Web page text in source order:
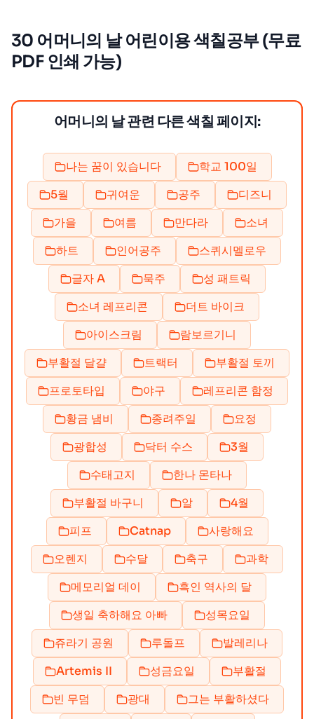
30 어머니의 날 어린이용 색칠공부 (무료
PDF 인쇄 가능)
어머니의 날 관련 다른 색칠 페이지:
나는 꿈이 있습니다
학교 100일
5월
귀여운 공주
디즈니
가을
여름 만다라
소녀
하트
인어공주
스퀴시멜로우
글자 A
묵주
성 패트릭
소녀 레프리콘
더트 바이크
아이스크림
람보르기니
부활절 달걀
트랙터
부활절 토끼
프로토타입
야구
레프리콘 함정
황금 냄비
종려주일
요정
광합성
닥터 수스
3월
수태고지
한나 몬타나
부활절 바구니
알
4월
피프
Catnap
사랑해요
오렌지
수달 축구
과학
메모리얼 데이
흑인 역사의 달
생일 축하해요 아빠
성목요일
쥬라기 공원
루돌프
발레리나
Artemis II
성금요일
부활절
빈 무덤
광대
그는 부활하셨다